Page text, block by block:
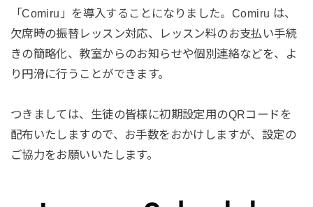
「Comiru」を導入することになりました。Comiru は、
欠席時の振替レッスン対応、レッスン料のお支払い手続
きの簡略化、教室からのお知らせや個別連絡などを、よ
り円滑に行うことができます。
つきましては、生徒の皆様に初期設定用のQRコードを
配布いたしますので、お手数をおかけしますが、設定の
ご協力をお願いいたします。